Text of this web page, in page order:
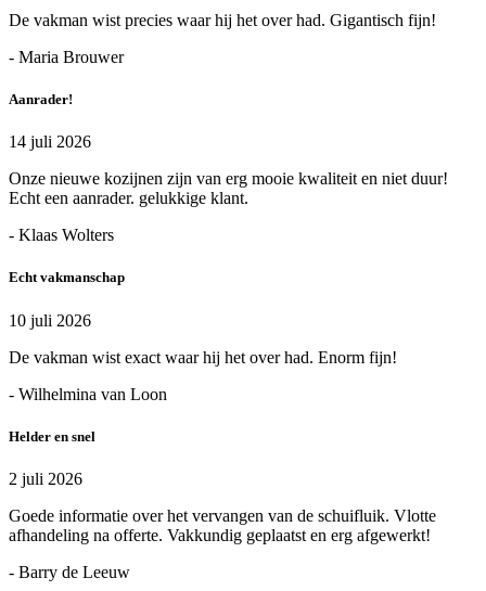
De vakman wist precies waar hij het over had. Gigantisch fijn!
- Maria Brouwer
Aanrader!
14 juli 2026
Onze nieuwe kozijnen zijn van erg mooie kwaliteit en niet duur!
Echt een aanrader. gelukkige klant.
- Klaas Wolters
Echt vakmanschap
10 juli 2026
De vakman wist exact waar hij het over had. Enorm fijn!
- Wilhelmina van Loon
Helder en snel
2 juli 2026
Goede informatie over het vervangen van de schuifluik. Vlotte
afhandeling na offerte. Vakkundig geplaatst en erg afgewerkt!
- Barry de Leeuw